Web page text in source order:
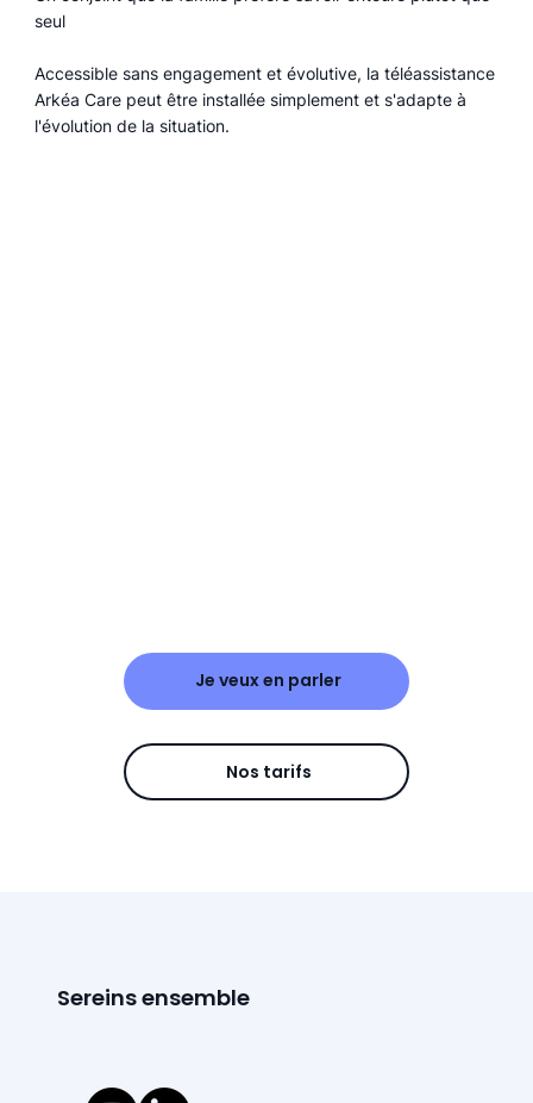
Je veux en parler
Nos tarifs
seul
Accessible sans engagement et évolutive, la téléassistance
Arkéa Care peut être installée simplement et s'adapte à
l'évolution de la situation.
Sereins ensemble